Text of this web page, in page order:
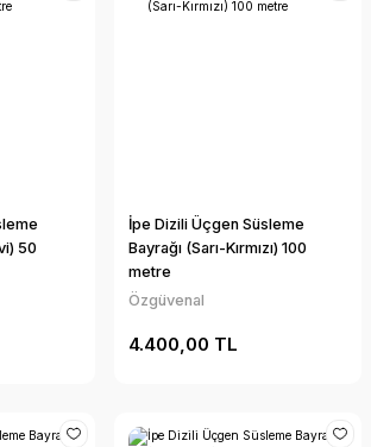
50
İpe Dizili Üçgen Süsleme
Bayrağı (Sarı-Kırmızı) 100
metre
Özgüvenal
4.400,00 TL